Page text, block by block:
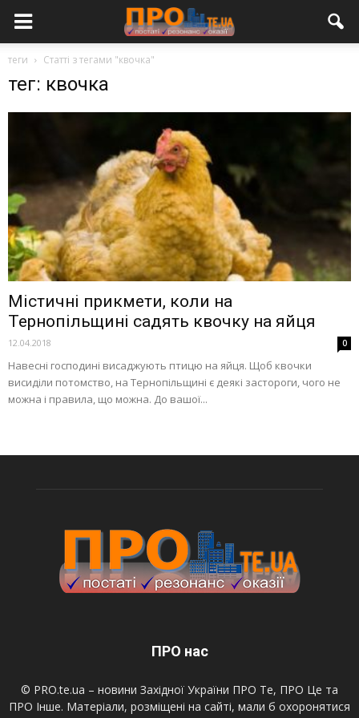
теги Статті з тегами "квочка"
тег: квочка
Містичні прикмети, коли на
Тернопільщині садять квочку на яйця
12.04.2018 0
Навесні господині висаджують птицю на яйця. Щоб квочки
висиділи потомство, на Тернопільщині є деякі застороги, чого не
можна і правила, що можна. До вашої...
ПРО нас
© PRO.te.ua – новини Західної України ПРО Те, ПРО Це та
ПРО Інше. Матеріали, розміщені на сайті, мали б охоронятися